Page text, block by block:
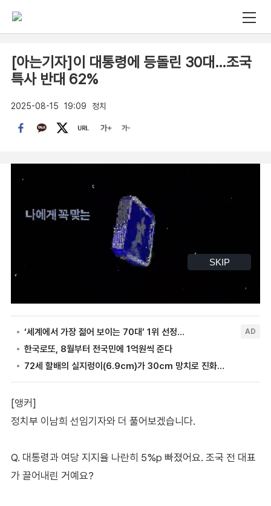
[아는기자]이 대통령에 등돌린 30대…조국
특사 반대 62%
2025-08-15 19:09 정치
[앵커]
정치부 이남희 선임기자와 더 풀어보겠습니다.
Q. 대통령과 여당 지지율 나란히 5%p 빠졌어요. 조국 전 대표
가 끌어내린 거예요?